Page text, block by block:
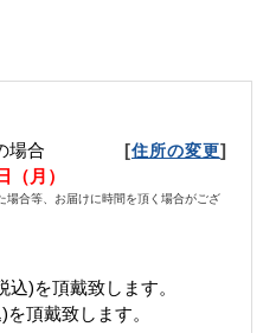
場合 [住所の変更]
（月）
場合等、お届けに時間を頂く場合がござ
込)を頂戴致します。
頂戴致します。